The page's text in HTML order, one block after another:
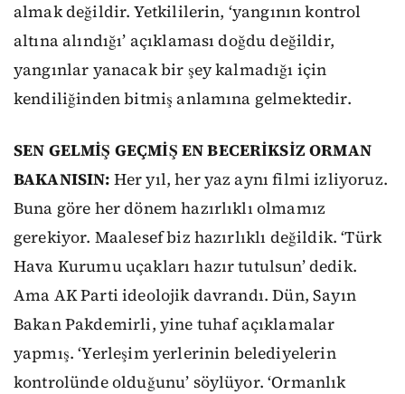
almak değildir. Yetkililerin, ‘yangının kontrol
altına alındığı’ açıklaması doğdu değildir,
yangınlar yanacak bir şey kalmadığı için
kendiliğinden bitmiş anlamına gelmektedir.
SEN GELMİŞ GEÇMİŞ EN BECERİKSİZ ORMAN
BAKANISIN: Her yıl, her yaz aynı filmi izliyoruz.
Buna göre her dönem hazırlıklı olmamız
gerekiyor. Maalesef biz hazırlıklı değildik. ‘Türk
Hava Kurumu uçakları hazır tutulsun’ dedik.
Ama AK Parti ideolojik davrandı. Dün, Sayın
Bakan Pakdemirli, yine tuhaf açıklamalar
yapmış. ‘Yerleşim yerlerinin belediyelerin
kontrolünde olduğunu’ söylüyor. ‘Ormanlık